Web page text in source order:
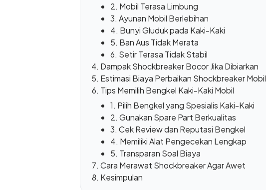
2. Mobil Terasa Limbung
3. Ayunan Mobil Berlebihan
4. Bunyi Gluduk pada Kaki-Kaki
5. Ban Aus Tidak Merata
6. Setir Terasa Tidak Stabil
Dampak Shockbreaker Bocor Jika Dibiarkan
Estimasi Biaya Perbaikan Shockbreaker Mobil
Tips Memilih Bengkel Kaki-Kaki Mobil
1. Pilih Bengkel yang Spesialis Kaki-Kaki
2. Gunakan Spare Part Berkualitas
3. Cek Review dan Reputasi Bengkel
4. Memiliki Alat Pengecekan Lengkap
5. Transparan Soal Biaya
Cara Merawat Shockbreaker Agar Awet
Kesimpulan